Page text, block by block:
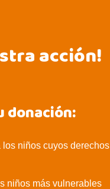
acción!
donación:
los niños cuyos derechos
niños más vulnerables